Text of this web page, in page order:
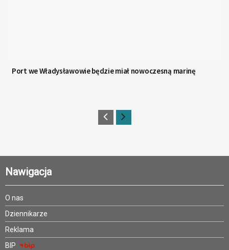
Port we Władysławowie będzie miał nowoczesną marinę
Nawigacja
O nas
Dziennikarze
Reklama
BIP